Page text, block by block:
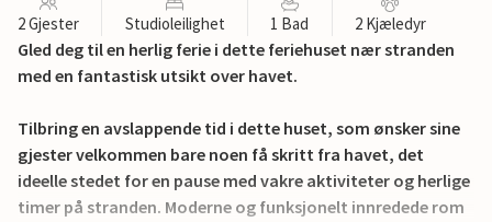
2 Gjester Studioleilighet 1 Bad 2 Kjæledyr
Gled deg til en herlig ferie i dette feriehuset nær stranden
med en fantastisk utsikt over havet.
Tilbring en avslappende tid i dette huset, som ønsker sine
gjester velkommen bare noen få skritt fra havet, det
ideelle stedet for en pause med vakre aktiviteter og herlige
timer på stranden. Moderne og funksjonelt innredede rom